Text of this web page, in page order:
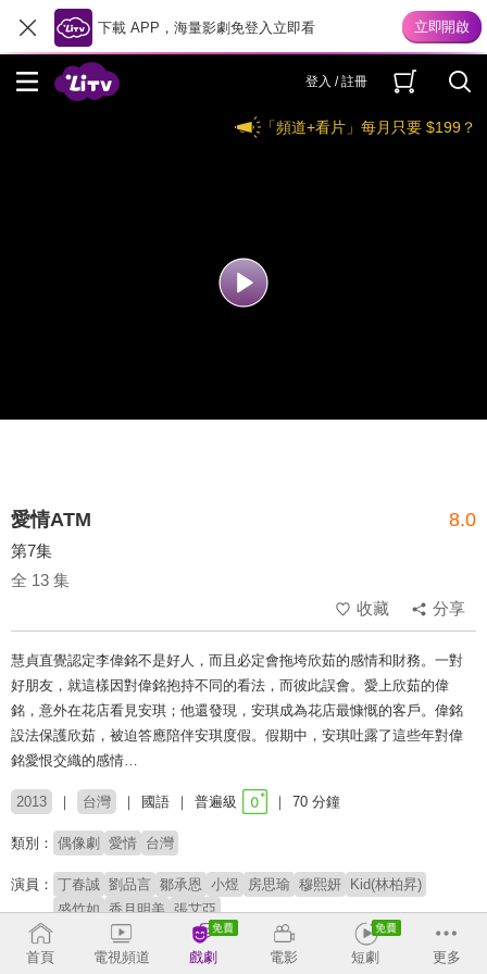
下載 APP，海量影劇免登入立即看
登入 / 註冊
「頻道+看片」每月只要 $199？
愛情ATM 8.0
第7集
全 13 集
收藏
分享
慧貞直覺認定李偉銘不是好人，而且必定會拖垮欣茹的感情和財務。一對
好朋友，就這樣因對偉銘抱持不同的看法，而彼此誤會。愛上欣茹的偉
銘，意外在花店看見安琪；他還發現，安琪成為花店最慷慨的客戶。偉銘
設法保護欣茹，被迫答應陪伴安琪度假。假期中，安琪吐露了這些年對偉
銘愛恨交織的感情…
2013 台灣 國語 普遍級 70 分鐘
類別： 偶像劇 愛情 台灣
演員： 丁春誠 劉品言 鄒承恩 小煜 房思瑜 穆熙妍
Kid(林柏昇)
盛竹如 香月明美 張艾亞
導演： 余蒨蒨
首頁 電視頻道 戲劇 電影 短劇 更多